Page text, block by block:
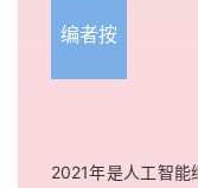
编者按
2021年是人工智能